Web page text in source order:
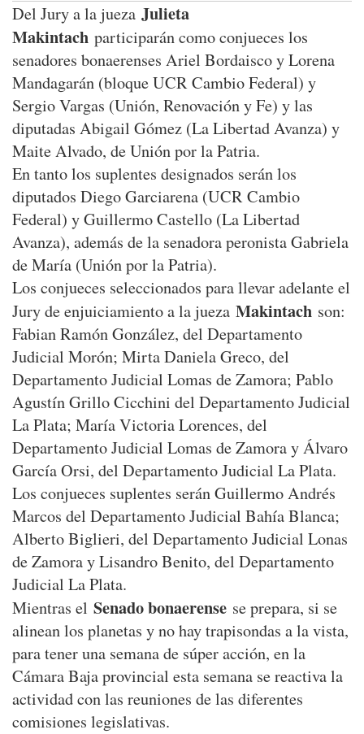
Del Jury a la jueza Julieta
Makintach participarán como conjueces los
senadores bonaerenses Ariel Bordaisco y Lorena
Mandagarán (bloque UCR Cambio Federal) y
Sergio Vargas (Unión, Renovación y Fe) y las
diputadas Abigail Gómez (La Libertad Avanza) y
Maite Alvado, de Unión por la Patria.
En tanto los suplentes designados serán los
diputados Diego Garciarena (UCR Cambio
Federal) y Guillermo Castello (La Libertad
Avanza), además de la senadora peronista Gabriela
de María (Unión por la Patria).
Los conjueces seleccionados para llevar adelante el
Jury de enjuiciamiento a la jueza Makintach son:
Fabian Ramón González, del Departamento
Judicial Morón; Mirta Daniela Greco, del
Departamento Judicial Lomas de Zamora; Pablo
Agustín Grillo Cicchini del Departamento Judicial
La Plata; María Victoria Lorences, del
Departamento Judicial Lomas de Zamora y Álvaro
García Orsi, del Departamento Judicial La Plata.
Los conjueces suplentes serán Guillermo Andrés
Marcos del Departamento Judicial Bahía Blanca;
Alberto Biglieri, del Departamento Judicial Lonas
de Zamora y Lisandro Benito, del Departamento
Judicial La Plata.
Mientras el Senado bonaerense se prepara, si se
alinean los planetas y no hay trapisondas a la vista,
para tener una semana de súper acción, en la
Cámara Baja provincial esta semana se reactiva la
actividad con las reuniones de las diferentes
comisiones legislativas.